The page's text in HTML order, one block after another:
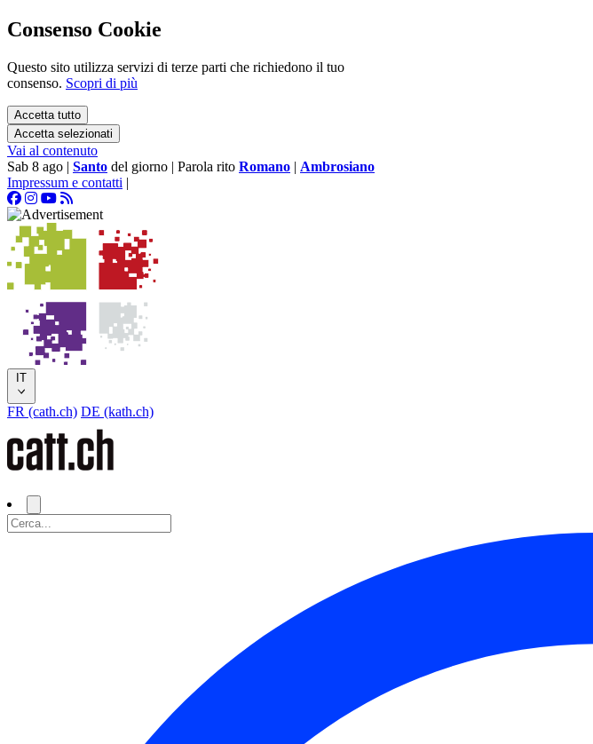
Consenso Cookie
Questo sito utilizza servizi di terze parti che richiedono il tuo
consenso. Scopri di più
Accetta tutto
Accetta selezionati
Vai al contenuto
Sab 8 ago | Santo del giorno | Parola rito Romano | Ambrosiano
Impressum e contatti |
IT
FR (cath.ch) DE (kath.ch)